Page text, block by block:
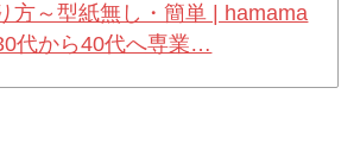
方～型紙無し・簡単 | hamama
代から40代へ専業…